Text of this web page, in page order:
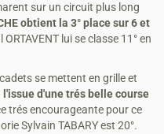
sur un circuit plus long
obtient la 3° place sur 6 et
ORTAVENT lui se classe 11° en
se mettent en grille et
l'issue d'une trés belle course
trés encourageante pour ce
Sylvain TABARY est 20°.